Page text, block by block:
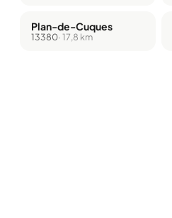
Plan-de-Cuques
13380· 17,8 km